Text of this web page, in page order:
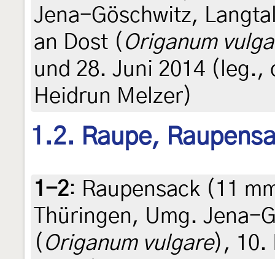
Jena-Göschwitz,
an Dost ( Origanum
und 28. Juni 2014
Heidrun Melzer)
1.2. Raupe,
1-2: Raupensack (11
Thüringen, Umg. Jena-
( Origanum vulgare), 10.